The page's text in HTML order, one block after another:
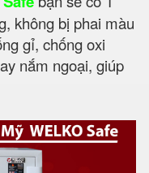
không bị phai màu
gỉ, chống oxi
nắm ngoại, giúp